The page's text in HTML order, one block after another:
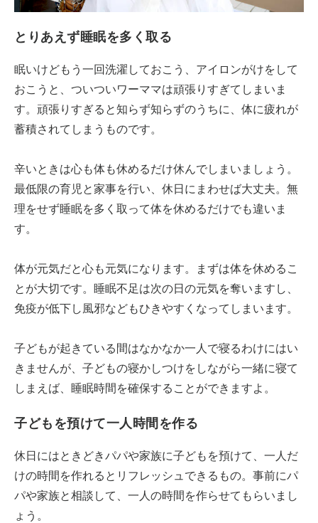
とりあえず睡眠を多く取る
眠いけどもう一回洗濯しておこう、アイロンがけをして
おこうと、ついついワーママは頑張りすぎてしまいま
す。頑張りすぎると知らず知らずのうちに、体に疲れが
蓄積されてしまうものです。
辛いときは心も体も休めるだけ休んでしまいましょう。
最低限の育児と家事を行い、休日にまわせば大丈夫。無
理をせず睡眠を多く取って体を休めるだけでも違いま
す。
体が元気だと心も元気になります。まずは体を休めるこ
とが大切です。睡眠不足は次の日の元気を奪いますし、
免疫が低下し風邪などもひきやすくなってしまいます。
子どもが起きている間はなかなか一人で寝るわけにはい
きませんが、子どもの寝かしつけをしながら一緒に寝て
しまえば、睡眠時間を確保することができますよ。
子どもを預けて一人時間を作る
休日にはときどきパパや家族に子どもを預けて、一人だ
けの時間を作れるとリフレッシュできるもの。事前にパ
パや家族と相談して、一人の時間を作らせてもらいまし
ょう。